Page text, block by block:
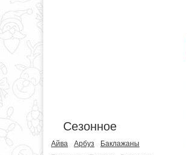
Сезонное
Айва Арбуз
Баклажаны